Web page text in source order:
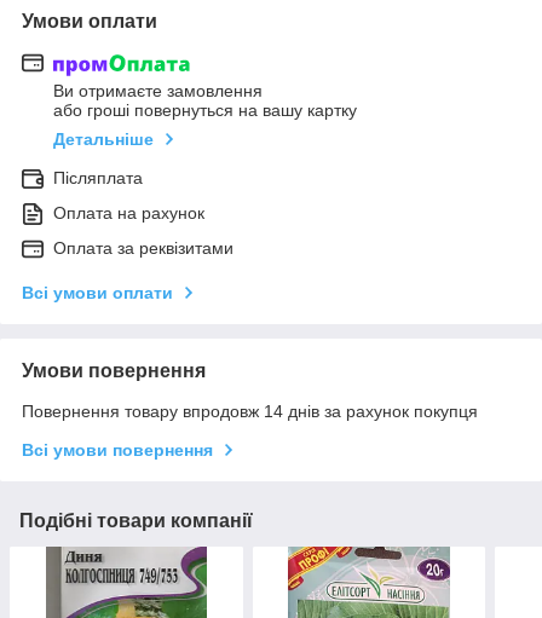
Умови оплати
Ви отримаєте замовлення
або гроші повернуться на вашу картку
Детальніше
Післяплата
Оплата на рахунок
Оплата за реквізитами
Всі умови оплати
Умови повернення
Повернення товару впродовж 14 днів за рахунок покупця
Всі умови повернення
Подібні товари компанії